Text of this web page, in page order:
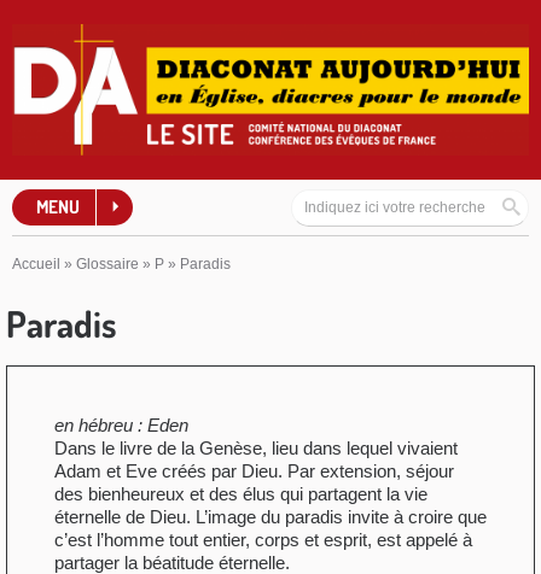
MENU
Accueil » Glossaire » P » Paradis
Paradis
en hébreu : Eden
Dans le livre de la Genèse, lieu dans lequel vivaient
Adam et Eve créés par Dieu. Par extension, séjour
des bienheureux et des élus qui partagent la vie
éternelle de Dieu. L’image du paradis invite à croire que
c’est l’homme tout entier, corps et esprit, est appelé à
partager la béatitude éternelle.